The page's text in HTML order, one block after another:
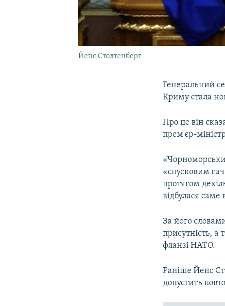
Йенс Столтенберг
Генеральний
Криму стала
Про це він
прем'єр-
«спусковим
протягом
відбулася
За його
присутність, а
фланзі НАТО.
Раніше Йенс
допустить